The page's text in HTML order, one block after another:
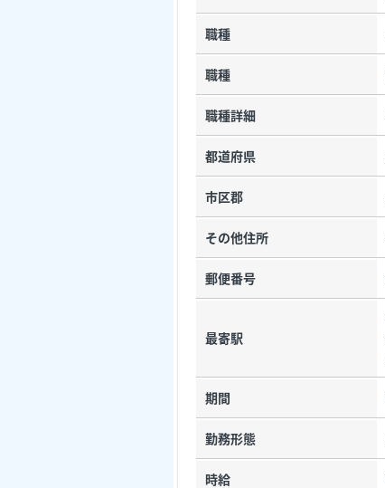
職種
職種
職種詳細
都道府県
市区郡
その他住所
郵便番号
最寄駅
期間
勤務形態
時給